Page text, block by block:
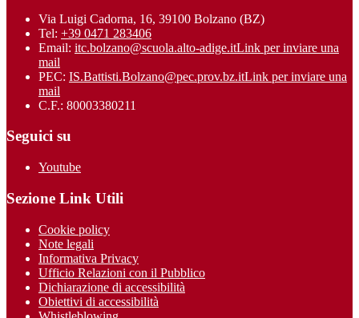
Via Luigi Cadorna, 16, 39100 Bolzano (BZ)
Tel: +39 0471 283406
Email: itc.bolzano@scuola.alto-adige.itLink per inviare una
mail
PEC: IS.Battisti.Bolzano@pec.prov.bz.itLink per inviare una
mail
C.F.: 80003380211
Seguici su
Youtube
Sezione Link Utili
Cookie policy
Note legali
Informativa Privacy
Ufficio Relazioni con il Pubblico
Dichiarazione di accessibilità
Obiettivi di accessibilità